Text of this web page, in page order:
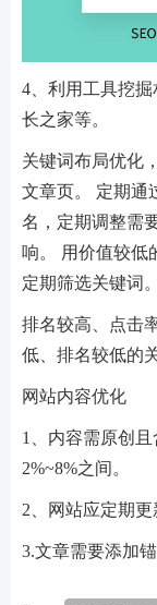
4、利用工具挖
长之家等。
关键词布局优化
文章页。 定期通
名，定期调整需
响。 用价值较低
定期筛选关键词。
排名较高、点击
低、排名较低的
网站内容优化
1、内容需原创
2%~8%之间。
2、网站应定期更
3.文章需要添加锚